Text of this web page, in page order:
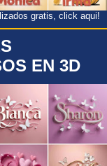
gratis, click aqui!
EN 3D